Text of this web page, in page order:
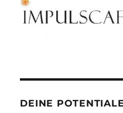
DEINE